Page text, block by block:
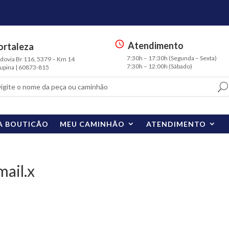
Br 116, 5379 – Km 14
| 60873-815
t
sc
e
d
ul
Atendimento
7:30h – 17:30h (Segunda – Sexta)
7:30h – 12:00h (Sábado)
BOUTICÃO MEU CAMINHÃO ATENDIMENTO